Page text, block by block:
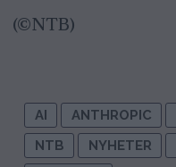
(©NTB)
AI ANTHROPIC
NTB
NYHETER